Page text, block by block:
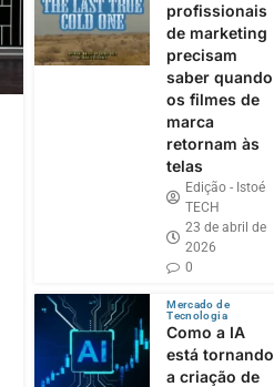
profissionais
de marketing
precisam
saber quando
os filmes de
marca
retornam às
telas
Edição - Istoé
TECH
23 de abril de
2026
0
Mercado de
Tecnologia
Como a IA
está tornando
a criação de